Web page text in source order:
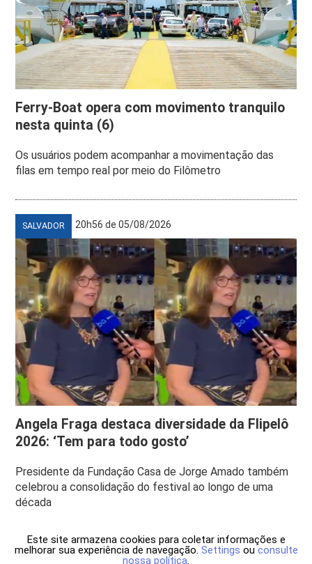
Ferry-Boat opera com movimento tranquilo
nesta quinta (6)
Os usuários podem acompanhar a movimentação das
filas em tempo real por meio do Filômetro
SALVADOR 20h56 de 05/08/2026
Angela Fraga destaca diversidade da Flipelô
2026: ‘Tem para todo gosto’
Presidente da Fundação Casa de Jorge Amado também
celebrou a consolidação do festival ao longo de uma
década
Este site armazena cookies para coletar informações e
melhorar sua experiência de navegação. Settings ou consulte
nossa política.